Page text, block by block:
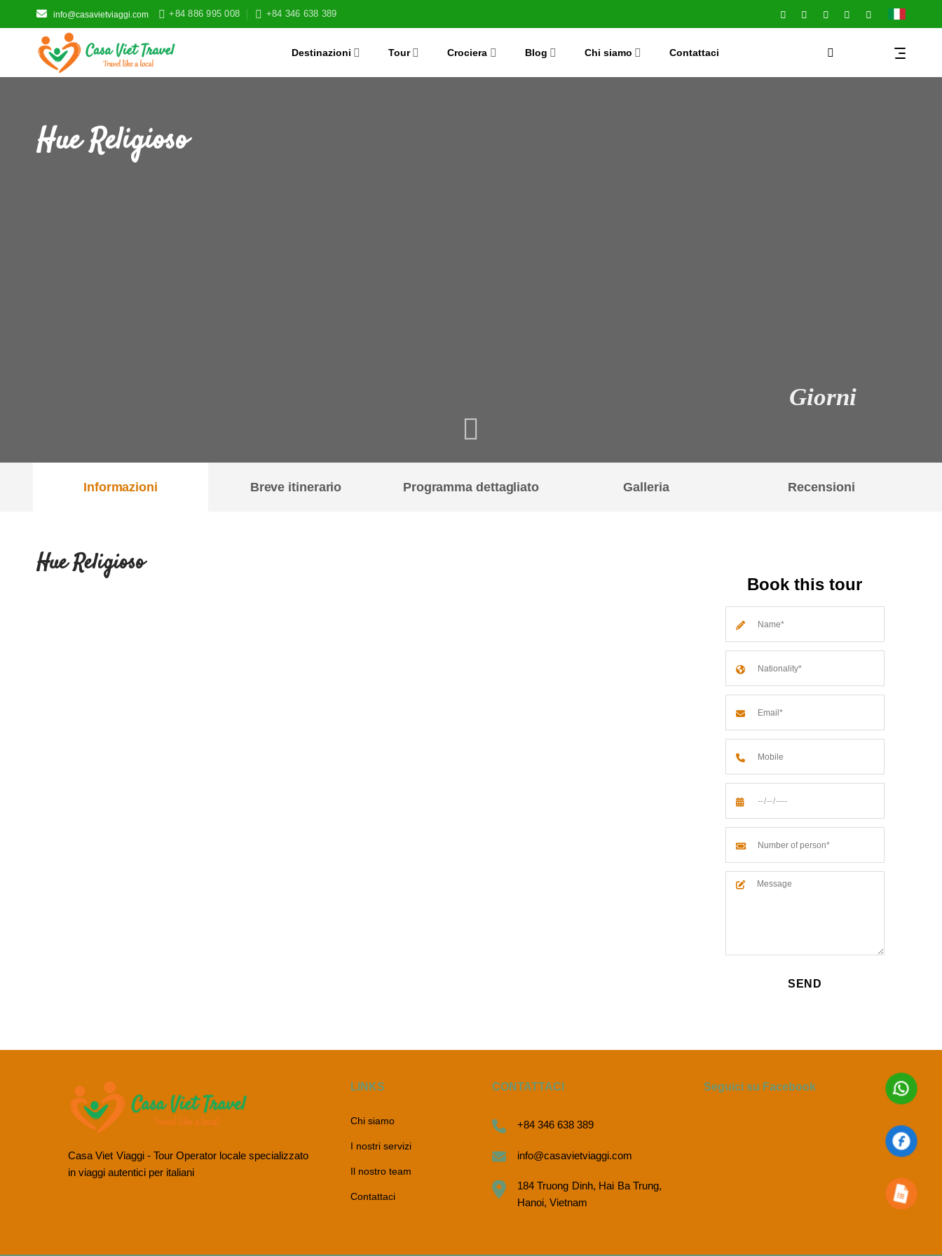
to
info@casavietviaggi.com +84 886 995 008 +84 346 638 389
Destinazioni Tour Crociera Blog Chi siamo Contattaci
Hue Religioso
Giorni
Informazioni Breve itinerario Programma dettagliato Galleria Recensioni
Hue Religioso
Book this tour
Casa Viet Viaggi - Tour Operator locale specializzato
in viaggi autentici per italiani
LINKS
Chi siamo
I nostri servizi
Il nostro team
Contattaci
CONTATTACI
+84 346 638 389
info@casavietviaggi.com
184 Truong Dinh, Hai Ba Trung,
Hanoi, Vietnam
Seguici su Facebook